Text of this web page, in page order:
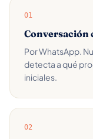
01
Conversación
Por WhatsApp.
detecta a qué
iniciales.
02